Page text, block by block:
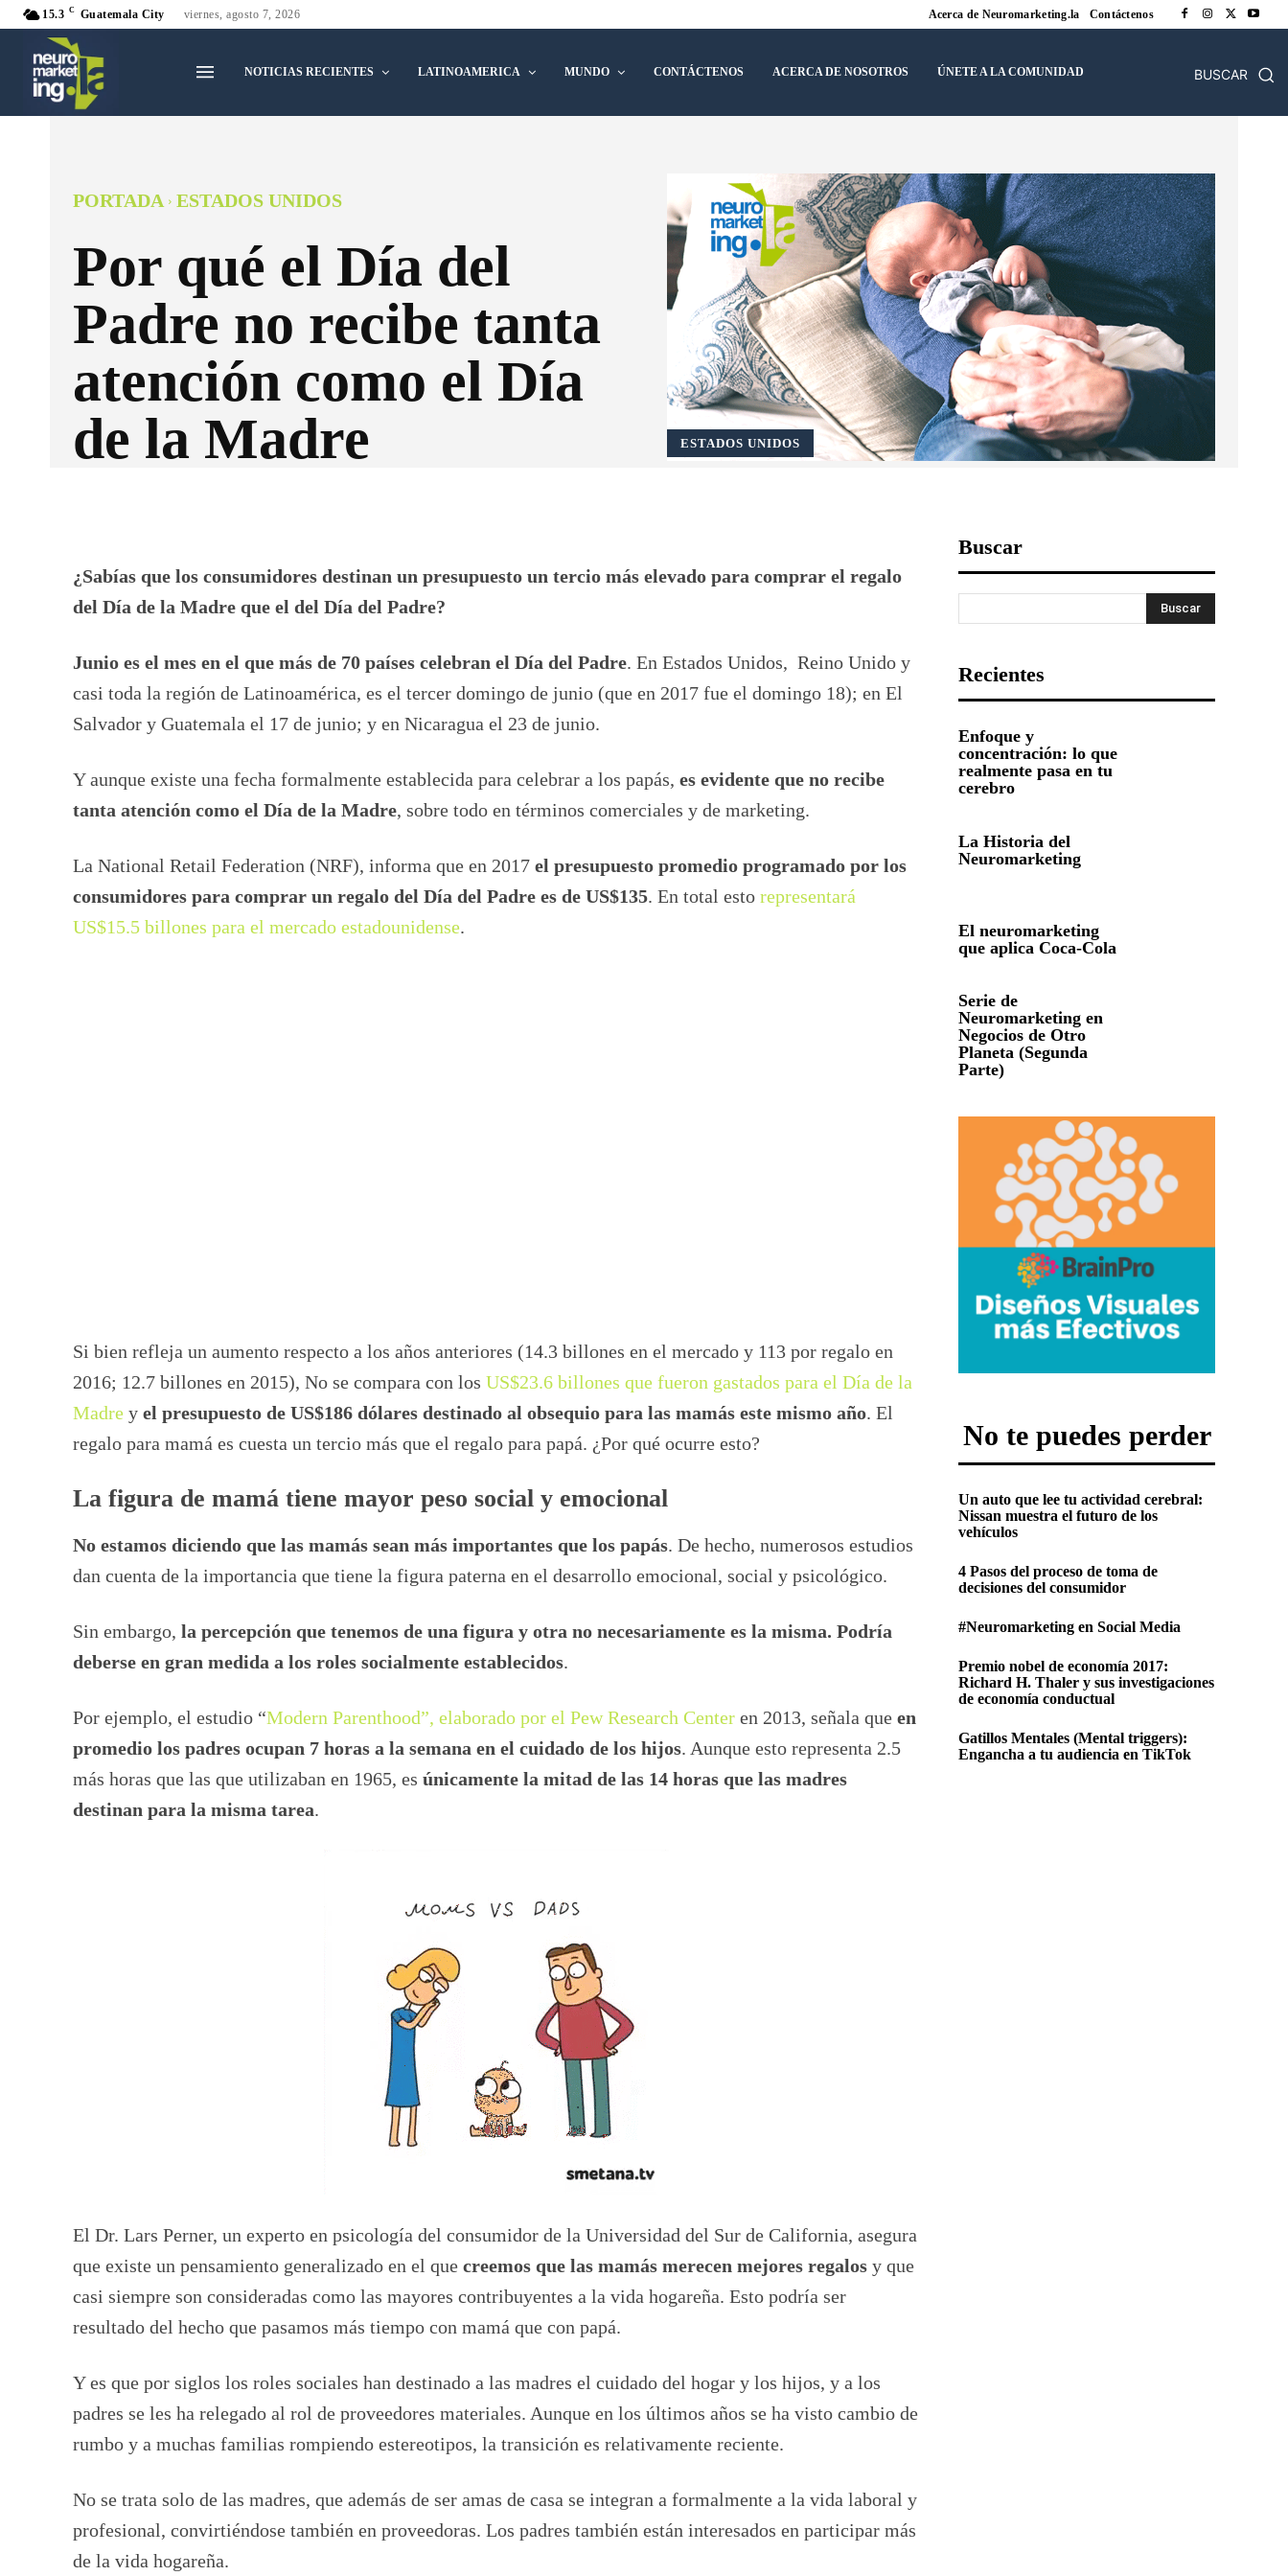
15.3 C Guatemala City viernes, agosto 7, 2026 Acerca de Neuromarketing.la Contáctenos
NOTICIAS RECIENTES LATINOAMERICA MUNDO CONTÁCTENOS ACERCA DE NOSOTROS ÚNETE A LA COMUNIDAD BUSCAR
PORTADA ESTADOS UNIDOS
Por qué el Día del
Padre no recibe tanta
atención como el Día
de la Madre
ESTADOS UNIDOS
¿Sabías que los consumidores destinan un presupuesto un tercio más elevado para comprar el regalo
del Día de la Madre que el del Día del Padre?
Junio es el mes en el que más de 70 países celebran el Día del Padre. En Estados Unidos, Reino Unido y
casi toda la región de Latinoamérica, es el tercer domingo de junio (que en 2017 fue el domingo 18); en El
Salvador y Guatemala el 17 de junio; y en Nicaragua el 23 de junio.
Y aunque existe una fecha formalmente establecida para celebrar a los papás, es evidente que no recibe
tanta atención como el Día de la Madre, sobre todo en términos comerciales y de marketing.
La National Retail Federation (NRF), informa que en 2017 el presupuesto promedio programado por los
consumidores para comprar un regalo del Día del Padre es de US$135. En total esto representará
US$15.5 billones para el mercado estadounidense.
Si bien refleja un aumento respecto a los años anteriores (14.3 billones en el mercado y 113 por regalo en
2016; 12.7 billones en 2015), No se compara con los US$23.6 billones que fueron gastados para el Día de la
Madre y el presupuesto de US$186 dólares destinado al obsequio para las mamás este mismo año. El
regalo para mamá es cuesta un tercio más que el regalo para papá. ¿Por qué ocurre esto?
La figura de mamá tiene mayor peso social y emocional
No estamos diciendo que las mamás sean más importantes que los papás. De hecho, numerosos estudios
dan cuenta de la importancia que tiene la figura paterna en el desarrollo emocional, social y psicológico.
Sin embargo, la percepción que tenemos de una figura y otra no necesariamente es la misma. Podría
deberse en gran medida a los roles socialmente establecidos.
Por ejemplo, el estudio “Modern Parenthood”, elaborado por el Pew Research Center en 2013, señala que en
promedio los padres ocupan 7 horas a la semana en el cuidado de los hijos. Aunque esto representa 2.5
más horas que las que utilizaban en 1965, es únicamente la mitad de las 14 horas que las madres
destinan para la misma tarea.
El Dr. Lars Perner, un experto en psicología del consumidor de la Universidad del Sur de California, asegura
que existe un pensamiento generalizado en el que creemos que las mamás merecen mejores regalos y que
casi siempre son consideradas como las mayores contribuyentes a la vida hogareña. Esto podría ser
resultado del hecho que pasamos más tiempo con mamá que con papá.
Y es que por siglos los roles sociales han destinado a las madres el cuidado del hogar y los hijos, y a los
padres se les ha relegado al rol de proveedores materiales. Aunque en los últimos años se ha visto cambio de
rumbo y a muchas familias rompiendo estereotipos, la transición es relativamente reciente.
No se trata solo de las madres, que además de ser amas de casa se integran a formalmente a la vida laboral y
profesional, convirtiéndose también en proveedoras. Los padres también están interesados en participar más
de la vida hogareña.
Buscar
Buscar
Recientes
Enfoque y
concentración: lo que
realmente pasa en tu
cerebro
La Historia del
Neuromarketing
El neuromarketing
que aplica Coca-Cola
Serie de
Neuromarketing en
Negocios de Otro
Planeta (Segunda
Parte)
No te puedes perder
Un auto que lee tu actividad cerebral:
Nissan muestra el futuro de los
vehículos
4 Pasos del proceso de toma de
decisiones del consumidor
#Neuromarketing en Social Media
Premio nobel de economía 2017:
Richard H. Thaler y sus investigaciones
de economía conductual
Gatillos Mentales (Mental triggers):
Engancha a tu audiencia en TikTok